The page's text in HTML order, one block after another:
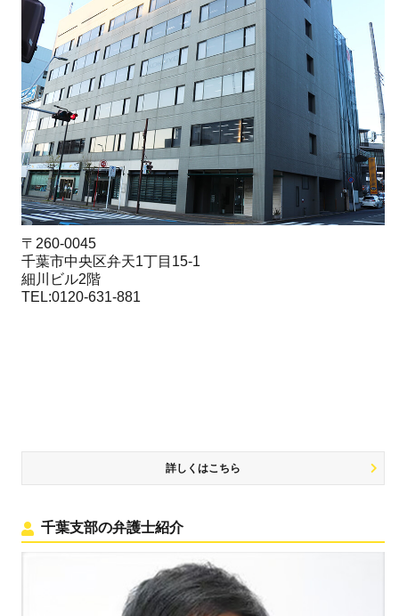
〒260-0045
千葉市中央区弁天1丁目15-1
細川ビル2階
TEL:0120-631-881
詳しくはこちら
千葉支部の弁護士紹介